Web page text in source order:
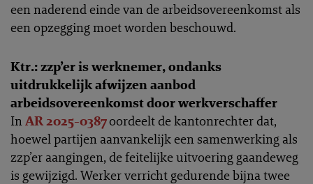
een naderend einde van de arbeidsovereenkomst als
een opzegging moet worden beschouwd.
Ktr.: zzp’er is werknemer, ondanks
uitdrukkelijk afwijzen aanbod
arbeidsovereenkomst door werkverschaffer
InAR 2025-0387oordeelt de kantonrechter dat,
hoewel partijen aanvankelijk een samenwerking als
zzp’er aangingen, de feitelijke uitvoering gaandeweg
is gewijzigd. Werker verricht gedurende bijna twee